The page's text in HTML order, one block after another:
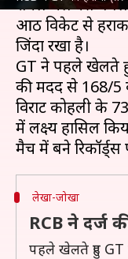
रॉयल चैलेंजर्स
आठ विकेट से
जिंदा रखा है।
GT ने पहले खेलते
की मदद से 168/5
विराट कोहली के
में लक्ष्य हासिल
लेखा-जोखा
RCB ने दर्ज
पहले खेलते हुए GT